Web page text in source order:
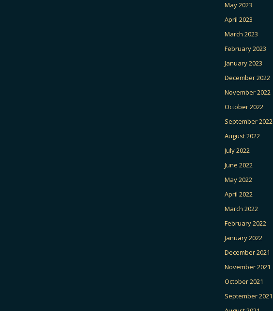
May 2023
April 2023
March 2023
February 2023
January 2023
December 2022
November 2022
October 2022
September 2022
August 2022
July 2022
June 2022
May 2022
April 2022
March 2022
February 2022
January 2022
December 2021
November 2021
October 2021
September 2021